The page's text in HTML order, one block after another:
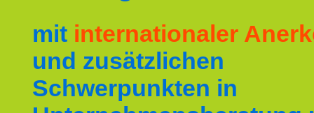
mit internationaler
und zusätzlichen
Schwerpunkten in